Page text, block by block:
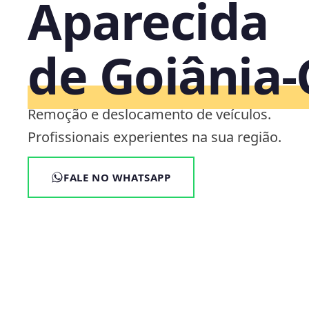
Aparecida
de
Remoção e deslocamento de veículos.
Profissionais experientes na sua região.
FALE NO WHATSAPP